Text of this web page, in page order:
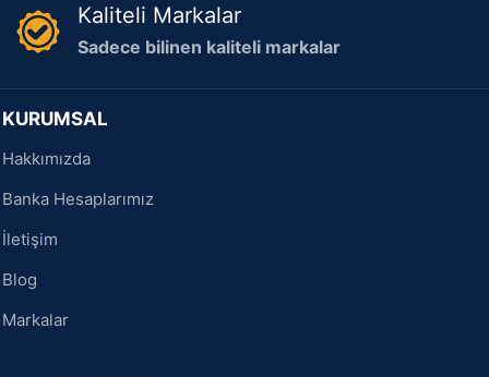
Kaliteli Markalar
Sadece bilinen kaliteli markalar
KURUMSAL
Hakkımızda
Banka Hesaplarımız
İletişim
Blog
Markalar